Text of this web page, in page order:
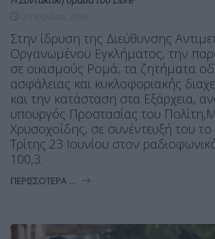
Στην ίδρυση της Διεύθυνσης
Οργανωμένου Εγκλήματος, την
σε οικισμούς Ρομά, τα ζητήματα
ασφάλειας και κυκλοφοριακής
και την κατάσταση στα Εξάρχεια,
υπουργός Προστασίας του
Χρυσοχοΐδης, σε συνέντευξή του
Τρίτης 23 Ιουνίου στον
100,3.
ΠΕΡΙΣΣΌΤΕΡΑ ...